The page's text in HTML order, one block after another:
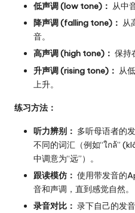
低声调 (low tone)： 从中
降声调 (falling tone)： 从
音。
高声调 (high tone)： 保持
升声调 (rising tone)： 从
上升。
练习方法：
听力辨别： 多听母语者的
不同的词汇（例如“ใกล้”
中调意为“远”）。
跟读模仿： 使用带发音的
音和声调，直到感觉自然。
录音对比： 录下自己的发